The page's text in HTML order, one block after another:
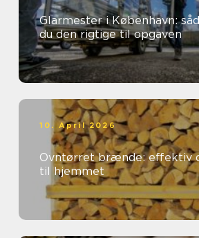
Glarmester i København:
du den rigtige til opgaven
10. April 2026
Ovntørret brænde: effektiv
til hjemmet